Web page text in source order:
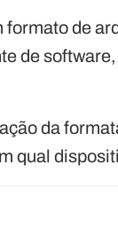
de
de
da
qual